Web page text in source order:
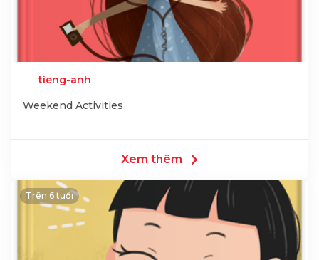
tieng-anh
Weekend Activities
Xem thêm
Trên 6 tuổi